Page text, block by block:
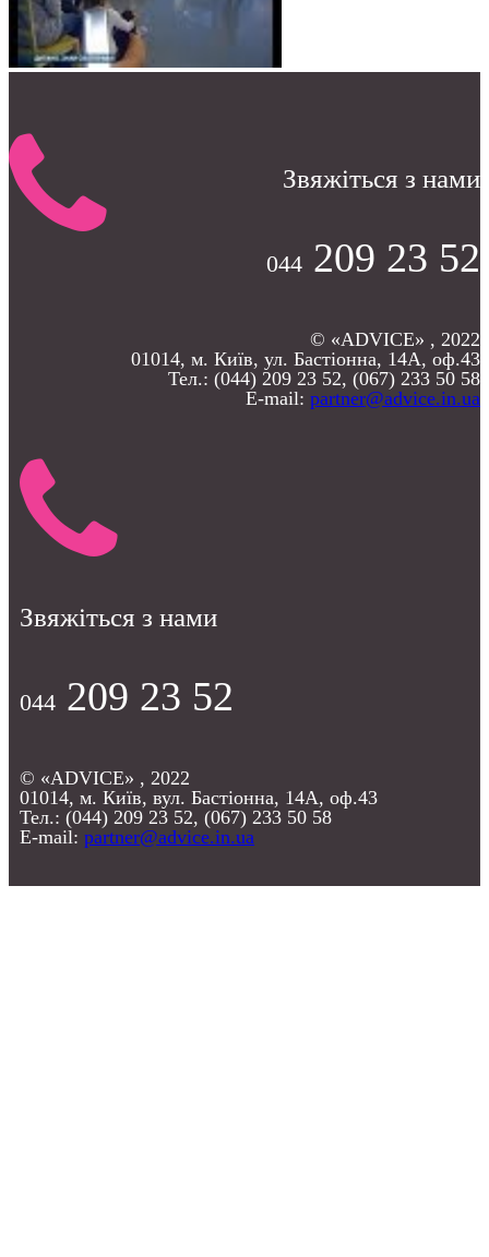
Звяжіться з нами
044 209 23 52
© «ADVICE» , 2022
01014, м. Київ, ул. Бастіонна, 14А, оф.43
Тел.: (044) 209 23 52, (067) 233 50 58
E-mail: partner@advice.in.ua
Звяжіться з нами
044 209 23 52
© «ADVICE» , 2022
01014, м. Київ, вул. Бастіонна, 14А, оф.43
Тел.: (044) 209 23 52, (067) 233 50 58
E-mail: partner@advice.in.ua